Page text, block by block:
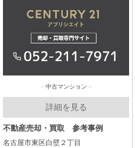
中古マンション
詳細を見る
不動産売却・買取 参考事例
名古屋市東区白壁２丁目